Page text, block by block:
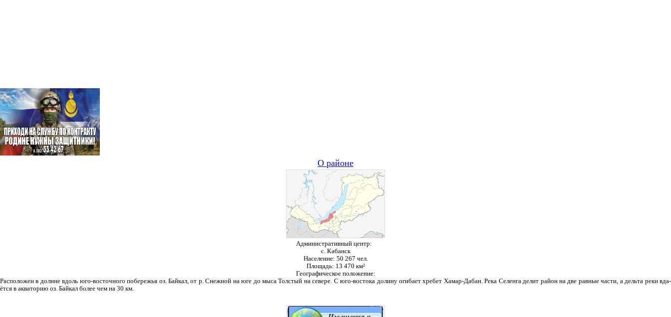
О районе
Административный центр:
с. Кабанск
Население: 50 267 чел.
Площадь: 13 470 км²
Географическое положение:
Рас­положен в долине вдоль юго-восточного побережья оз. Байкал, от р. Снежной на юге до мыса Толстый на севере. С юго-востока долину огибает хребет Хамар-Дабан. Река Селенга делит район на две равные части, а дельта реки вда­
ётся в акваторию оз. Байкал более чем на 30 км.